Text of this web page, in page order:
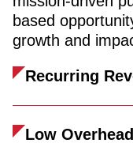
based
growth and
Recurring
Low